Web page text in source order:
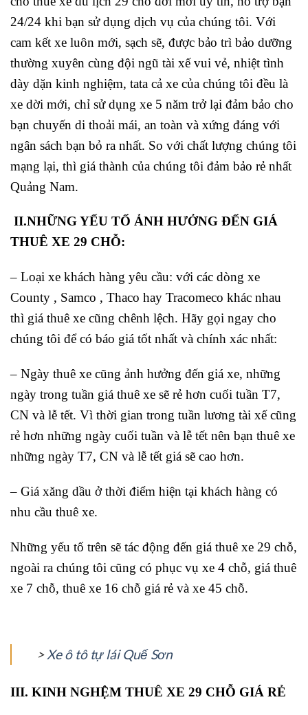
24/24 khi bạn sử dụng dịch vụ của chúng tôi. Với
cam kết xe luôn mới, sạch sẽ, được bảo trì bảo dưỡng
thường xuyên cùng đội ngũ tài xế vui vẻ, nhiệt tình
dày dặn kinh nghiệm, tata cả xe của chúng tôi đều là
xe dời mới, chỉ sử dụng xe 5 năm trở lại đảm bảo cho
bạn chuyến di thoải mái, an toàn và xứng đáng với
ngân sách bạn bỏ ra nhất. So với chất lượng chúng tôi
mạng lại, thì giá thành của chúng tôi đảm bảo rẻ nhất
Quảng Nam.
II.NHỮNG YẾU TỐ ẢNH HƯỞNG ĐẾN GIÁ
THUÊ XE 29 CHỖ:
– Loại xe khách hàng yêu cầu: với các dòng xe
County , Samco , Thaco hay Tracomeco khác nhau
thì giá thuê xe cũng chênh lệch. Hãy gọi ngay cho
chúng tôi để có báo giá tốt nhất và chính xác nhất:
– Ngày thuê xe cũng ảnh hưởng đến giá xe, những
ngày trong tuần giá thuê xe sẽ rẻ hơn cuối tuần T7,
CN và lễ tết. Vì thời gian trong tuần lương tài xế cũng
rẻ hơn những ngày cuối tuần và lễ tết nên bạn thuê xe
những ngày T7, CN và lễ tết giá sẽ cao hơn.
– Giá xăng dầu ở thời điểm hiện tại khách hàng có
nhu cầu thuê xe.
Những yếu tố trên sẽ tác động đến giá thuê xe 29 chỗ,
ngoài ra chúng tôi cũng có phục vụ xe 4 chỗ, giá thuê
xe 7 chỗ, thuê xe 16 chỗ giá rẻ và xe 45 chỗ.
>Xe ô tô tự lái Quế Sơn
III. KINH NGHỆM THUÊ XE 29 CHỖ GIÁ RẺ